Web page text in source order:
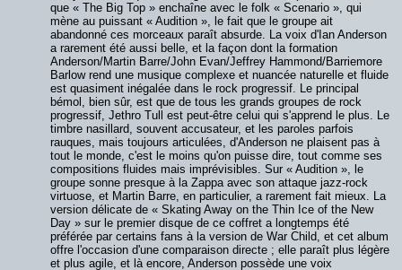
que « The Big Top » enchaîne avec le folk « Scenario », qui
mène au puissant « Audition », le fait que le groupe ait
abandonné ces morceaux paraît absurde. La voix d'Ian Anderson
a rarement été aussi belle, et la façon dont la formation
Anderson/Martin Barre/John Evan/Jeffrey Hammond/Barriemore
Barlow rend une musique complexe et nuancée naturelle et fluide
est quasiment inégalée dans le rock progressif. Le principal
bémol, bien sûr, est que de tous les grands groupes de rock
progressif, Jethro Tull est peut-être celui qui s'apprend le plus. Le
timbre nasillard, souvent accusateur, et les paroles parfois
rauques, mais toujours articulées, d'Anderson ne plaisent pas à
tout le monde, c'est le moins qu'on puisse dire, tout comme ses
compositions fluides mais imprévisibles. Sur « Audition », le
groupe sonne presque à la Zappa avec son attaque jazz-rock
virtuose, et Martin Barre, en particulier, a rarement fait mieux. La
version délicate de « Skating Away on the Thin Ice of the New
Day » sur le premier disque de ce coffret a longtemps été
préférée par certains fans à la version de War Child, et cet album
offre l'occasion d'une comparaison directe ; elle paraît plus légère
et plus agile, et là encore, Anderson possède une voix